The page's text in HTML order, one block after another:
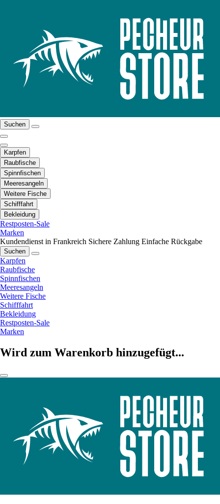
Suchen
Karpfen
Raubfische
Spinnfischen
Meeresangeln
Weitere Fische
Schifffahrt
Bekleidung
Restposten-Sale
Marken
Kundendienst in Frankreich Sichere Zahlung Einfache Rückgabe
Suchen
Karpfen
Raubfische
Spinnfischen
Meeresangeln
Weitere Fische
Schifffahrt
Bekleidung
Restposten-Sale
Marken
Wird zum Warenkorb hinzugefügt...